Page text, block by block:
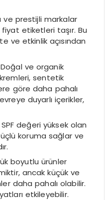
ve prestijli markalar
etiketleri taşır. Bu
ve etkinlik açısından
ve organik
sentetik
göre daha pahalı
duyarlı içerikler,
değeri yüksek olan
koruma sağlar ve
boyutlu ürünler
ancak küçük ve
daha pahalı olabilir.
etkileyebilir.